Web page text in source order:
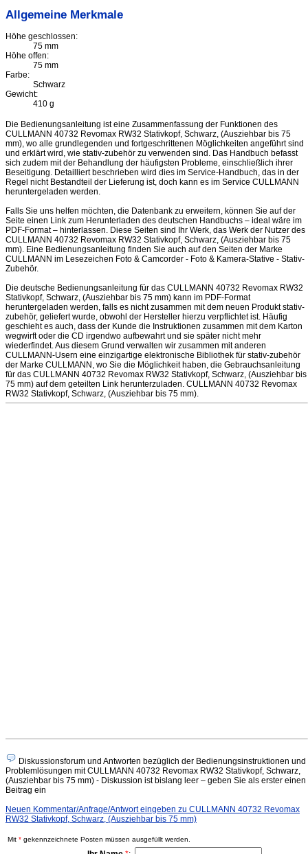
Allgemeine Merkmale
Höhe geschlossen:
75 mm
Höhe offen:
75 mm
Farbe:
Schwarz
Gewicht:
410 g
Die Bedienungsanleitung ist eine Zusammenfassung der Funktionen des
CULLMANN 40732 Revomax RW32 Stativkopf, Schwarz, (Ausziehbar bis 75
mm), wo alle grundlegenden und fortgeschrittenen Möglichkeiten angeführt sind
und erklärt wird, wie stativ-zubehör zu verwenden sind. Das Handbuch befasst
sich zudem mit der Behandlung der häufigsten Probleme, einschließlich ihrer
Beseitigung. Detailliert beschrieben wird dies im Service-Handbuch, das in der
Regel nicht Bestandteil der Lieferung ist, doch kann es im Service CULLMANN
heruntergeladen werden.
Falls Sie uns helfen möchten, die Datenbank zu erweitern, können Sie auf der
Seite einen Link zum Herunterladen des deutschen Handbuchs – ideal wäre im
PDF-Format – hinterlassen. Diese Seiten sind Ihr Werk, das Werk der Nutzer des
CULLMANN 40732 Revomax RW32 Stativkopf, Schwarz, (Ausziehbar bis 75
mm). Eine Bedienungsanleitung finden Sie auch auf den Seiten der Marke
CULLMANN im Lesezeichen Foto & Camcorder - Foto & Kamera-Stative - Stativ-
Zubehör.
Die deutsche Bedienungsanleitung für das CULLMANN 40732 Revomax RW32
Stativkopf, Schwarz, (Ausziehbar bis 75 mm) kann im PDF-Format
heruntergeladen werden, falls es nicht zusammen mit dem neuen Produkt stativ-
zubehör, geliefert wurde, obwohl der Hersteller hierzu verpflichtet ist. Häufig
geschieht es auch, dass der Kunde die Instruktionen zusammen mit dem Karton
wegwirft oder die CD irgendwo aufbewahrt und sie später nicht mehr
wiederfindet. Aus diesem Grund verwalten wir zusammen mit anderen
CULLMANN-Usern eine einzigartige elektronische Bibliothek für stativ-zubehör
der Marke CULLMANN, wo Sie die Möglichkeit haben, die Gebrauchsanleitung
für das CULLMANN 40732 Revomax RW32 Stativkopf, Schwarz, (Ausziehbar bis
75 mm) auf dem geteilten Link herunterzuladen. CULLMANN 40732 Revomax
RW32 Stativkopf, Schwarz, (Ausziehbar bis 75 mm).
Diskussionsforum und Antworten bezüglich der Bedienungsinstruktionen und
Problemlösungen mit CULLMANN 40732 Revomax RW32 Stativkopf, Schwarz,
(Ausziehbar bis 75 mm) - Diskussion ist bislang leer – geben Sie als erster einen
Beitrag ein
Neuen Kommentar/Anfrage/Antwort eingeben zu CULLMANN 40732 Revomax
RW32 Stativkopf, Schwarz, (Ausziehbar bis 75 mm)
Mit * gekennzeichnete Posten müssen ausgefüllt werden.